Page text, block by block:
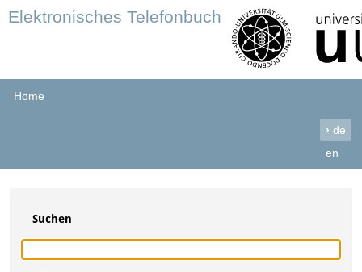
Elektronisches Telefonbuch
Home
› de
en
Suchen